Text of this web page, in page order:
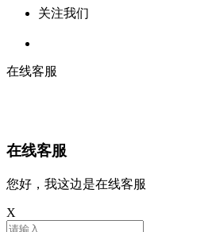
关注我们
在线客服
在线客服
您好，我这边是在线客服
X